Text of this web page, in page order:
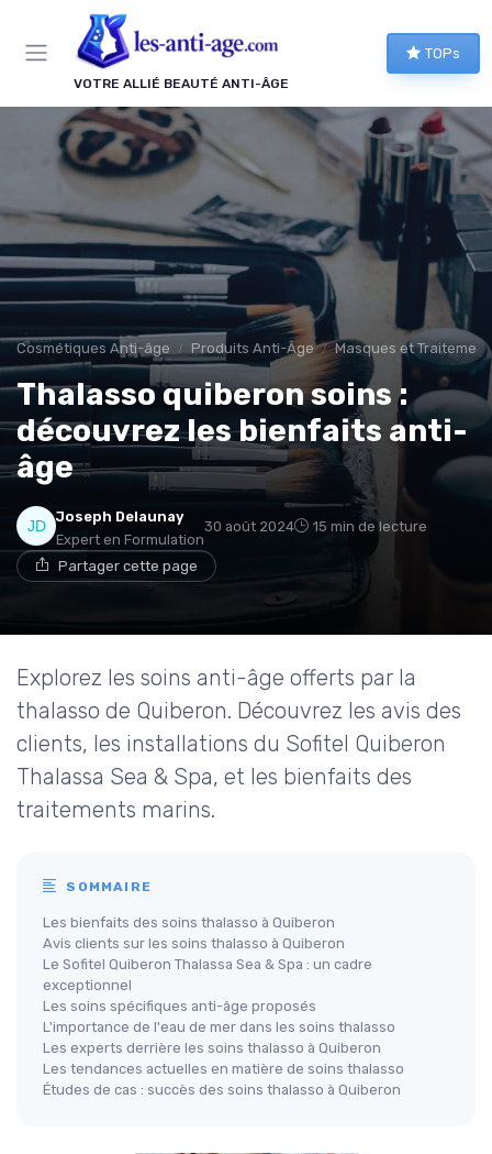
VOTRE ALLIÉ BEAUTÉ ANTI-ÂGE
TOPs
Cosmétiques Anti-âge Produits Anti-Âge Masques et
Thalasso quiberon soins :
découvrez les bienfaits anti-
âge
Joseph Delaunay
Expert en Formulation
30 août 2024 15 min de lecture
Partager cette page
Explorez les soins anti-âge offerts par la
thalasso de Quiberon. Découvrez les avis des
clients, les installations du Sofitel Quiberon
Thalassa Sea & Spa, et les bienfaits des
traitements marins.
SOMMAIRE
Les bienfaits des soins thalasso à Quiberon
Avis clients sur les soins thalasso à Quiberon
Le Sofitel Quiberon Thalassa Sea & Spa : un cadre
exceptionnel
Les soins spécifiques anti-âge proposés
L'importance de l'eau de mer dans les soins thalasso
Les experts derrière les soins thalasso à Quiberon
Les tendances actuelles en matière de soins thalasso
Études de cas : succès des soins thalasso à Quiberon
Panneau de gestion des cookies